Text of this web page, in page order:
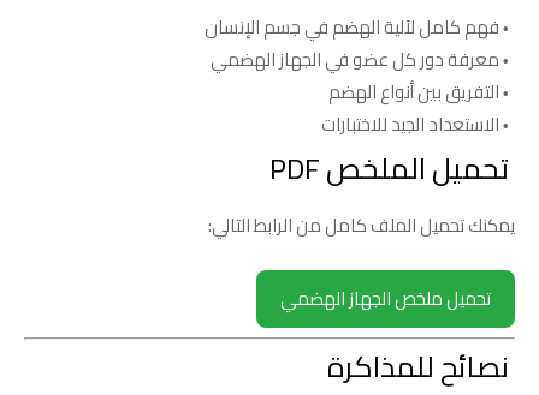
فهم كامل لآلية الهضم في جسم الإنسان
معرفة دور كل عضو في الجهاز الهضمي
التفريق بين أنواع الهضم
الاستعداد الجيد للاختبارات
تحميل الملخص PDF
يمكنك تحميل الملف كامل من الرابط التالي:
تحميل ملخص الجهاز الهضمي
نصائح للمذاكرة